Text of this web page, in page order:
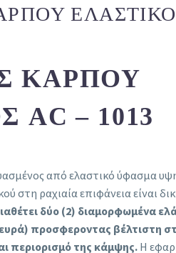
ΚΑΡΠΟΎ
AC – 1013
από ελαστικό ύφασμα
στη ραχιαία επιφάνεια είναι
δύο (2) διαμορφωμένα
προσφεροντας βέλτιστη
περιορισμό της κάμψης. Η